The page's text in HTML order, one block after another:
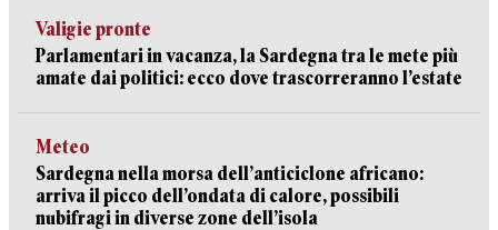
Valigie pronte
Parlamentari in vacanza, la Sardegna tra le mete più
amate dai politici: ecco dove trascorreranno l’estate
Meteo
Sardegna nella morsa dell’anticiclone africano:
arriva il picco dell’ondata di calore, possibili
nubifragi in diverse zone dell’isola